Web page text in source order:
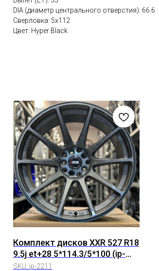
DIA (диаметр центрального отверстия): 66.6
Сверловка: 5х112
Цвет: Hyper Black
Комплект дисков XXR 527 R18
9.5j et+28 5*114.3/5*100 (ip-
2211)
SKU: ip-2211